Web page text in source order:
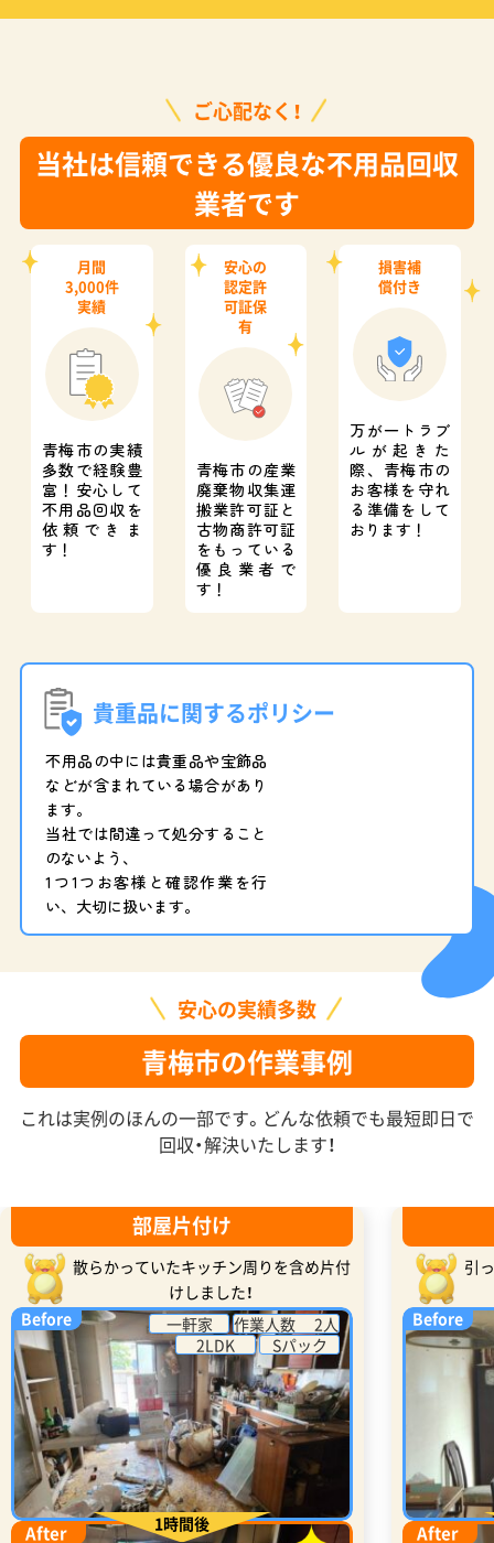
ご心配なく！
当社は信頼できる優良な不用品回収
業者です
月間
3,000件
実績
青梅市の実績
多数で経験豊
富！ 安心して
不用品回収を
依頼できま
す！
安心の
認定許
可証保
有
青梅市の産業
廃棄物収集運
搬業許可証と
古物商許可証
をもっている
優良業者で
す！
損害補
償付き
万が一トラブ
ルが起きた
際、 青梅市の
お客様を守れ
る準備をして
おります！
貴重品に関するポリシー
不用品の中には貴重品や宝飾品
などが含まれている場合があり
ます。
当社では間違って処分すること
のないよう、
1つ1つお客様と確認作業を行
い、大切に扱います。
安心の実績多数
青梅市の作業事例
これは実例のほんの一部です。どんな依頼でも最短即日で
回収・解決いたします！
部屋片付け
散らかっていたキッチン周りを含め片付
けしました！
Before
一軒家
作業人数 2人
2LDK
Sパック
After 1時間後
引
Before
After